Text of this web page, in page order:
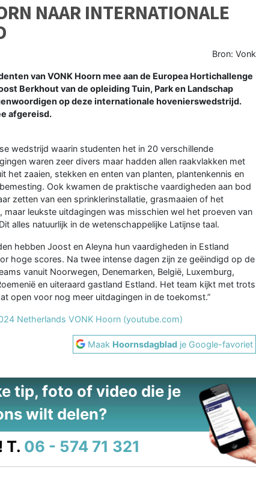
NAAR INTERNATIONALE
Bron: Vonk
van VONK Hoorn mee aan de Europea Hortichallenge
Berkhout van de opleiding Tuin, Park en Landschap
op deze internationale hovenierswedstrijd.
afgereisd.
wedstrijd waarin studenten het in 20 verschillende
waren zeer divers maar hadden allen raakvlakken met
het zaaien, stekken en enten van planten, plantenkennis en
Ook kwamen de praktische vaardigheden aan bod
zetten van een sprinklerinstallatie, grasmaaien of het
leukste uitdagingen was misschien wel het proeven van
alles natuurlijk in de wetenschappelijke Latijnse taal.
hebben Joost en Aleyna hun vaardigheden in Estland
hoge scores. Na twee intense dagen zijn ze geëindigd op de
vanuit Noorwegen, Denemarken, België, Luxemburg,
en uiteraard gastland Estland. Het team kijkt met trots
open voor nog meer uitdagingen in de toekomst.”
Netherlands VONK Hoorn (youtube.com)
Maak Hoornsdagblad je Google-favoriet
tip, foto of video die je
wilt delen?
T. 06 - 574 71 321